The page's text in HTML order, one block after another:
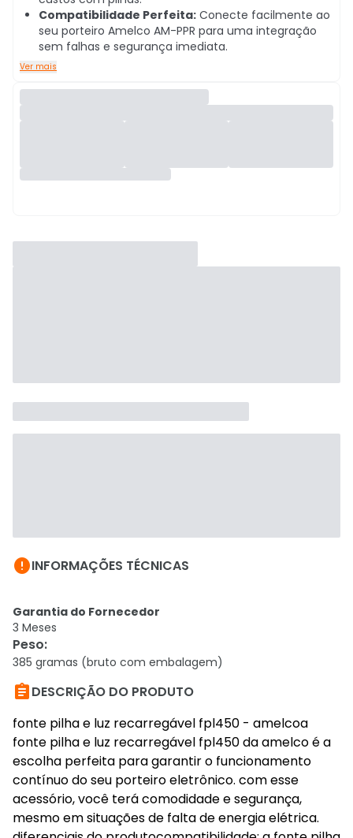
Compatibilidade Perfeita: Conecte facilmente ao
seu porteiro Amelco AM-PPR para uma integração
sem falhas e segurança imediata.
Ver mais
INFORMAÇÕES TÉCNICAS
Garantia do Fornecedor
3 Meses
Peso:
385 gramas (bruto com embalagem)
DESCRIÇÃO DO PRODUTO
fonte pilha e luz recarregável fpl450 - amelcoa
fonte pilha e luz recarregável fpl450 da amelco é a
escolha perfeita para garantir o funcionamento
contínuo do seu porteiro eletrônico. com esse
acessório, você terá comodidade e segurança,
mesmo em situações de falta de energia elétrica.